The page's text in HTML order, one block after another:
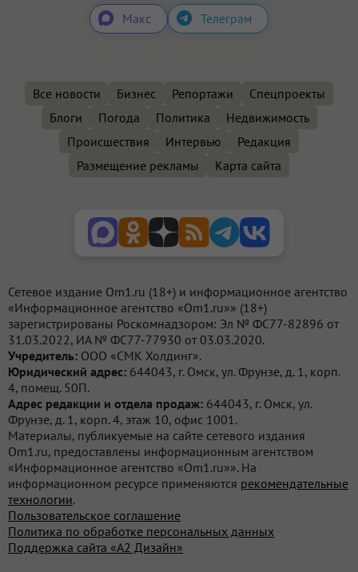
Макс
Телеграм
Все новости Бизнес Репортажи
Спецпроекты
Блоги
Погода Политика
Недвижимость
Происшествия
Интервью
Редакция
Размещение рекламы
Карта сайта
Сетевое издание Om1.ru (18+) и информационное агентство
«Информационное агентство «Om1.ru»» (18+)
зарегистрированы Роскомнадзором: Эл № ФС77-82896 от
31.03.2022, ИА № ФС77-77930 от 03.03.2020.
Учредитель: ООО «СМК Холдинг».
Юридический адрес: 644043, г. Омск, ул. Фрунзе, д. 1, корп.
4, помещ. 50П.
Адрес редакции и отдела продаж: 644043, г. Омск, ул.
Фрунзе, д. 1, корп. 4, этаж 10, офис 1001.
Материалы, публикуемые на сайте сетевого издания
Om1.ru, предоставлены информационным агентством
«Информационное агентство «Om1.ru»». На
информационном ресурсе применяются рекомендательные
технологии.
Пользовательское соглашение
Политика по обработке персональных данных
Поддержка сайта «А2 Дизайн»